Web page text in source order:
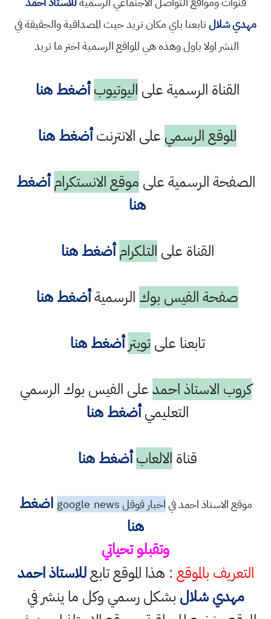
مهدي شلالتابعنا باي مكان تريد حيث المصداقية والحقيقة في
النشر اولا باول وهذه هي المواقع الرسمية اختر ما تريد
القناة الرسمية على اليوتيوب أضغط هنا
الموقع الرسمي على الانترنتأضغط هنا
الصفحة الرسمية على موقع الانستكرام أضغط
هنا
القناة على التلكرام أضغط هنا
صفحة الفيس بوك الرسميةأضغط هنا
تابعنا علىتويتر أضغط هنا
كروب الاستاذ احمدعلى الفيس بوك الرسمي
التعليميأضغط هنا
قناة الالعاب أضغط هنا
موقع الاستاذ احمد فياخبار قوقل googlenews
اضغط
هنا
وتقبلو تحياتي
التعريف بالموقع : هذا الموقع تابعللاستاذ احمد
مهدي شلال بشكل رسمي وكل ما ينشر في